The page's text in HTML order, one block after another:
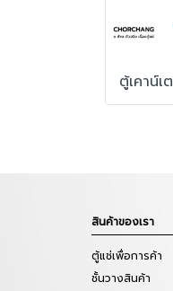
สินค้าของเรา
ตู้แช่เพื่อการค้า
ชั้นวางสินค้า